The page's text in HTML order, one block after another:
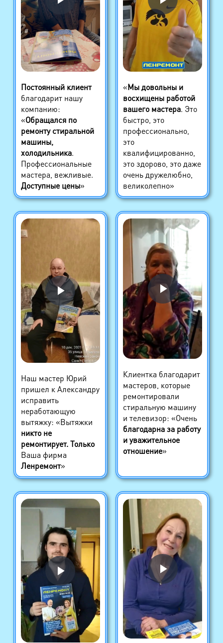
Постоянный клиент
благодарит нашу
компанию:
«Обращался по
ремонту стиральной
машины,
холодильника.
Профессиональные
мастера, вежливые.
Доступные цены»
«Мы довольны и
восхищены работой
вашего мастера. Это
быстро, это
профессионально,
это
квалифицированно,
это здорово, это даже
очень дружелюбно,
великолепно»
Наш мастер Юрий
пришел к Александру
исправить
неработающую
вытяжку: «Вытяжки
никто не
ремонтирует. Только
Ваша фирма
Ленремонт»
Клиентка благодарит
мастеров, которые
ремонтировали
стиральную машину
и телевизор: «Очень
благодарна за работу
и уважительное
отношение»